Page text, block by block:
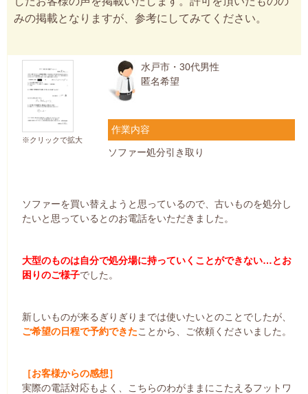
みの掲載となりますが、参考にしてみてください。
※クリックで拡大
水戸市・30代男性
匿名希望
作業内容
ソファー処分引き取り
ソファーを買い替えようと思っているので、古いものを処分し
たいと思っているとのお電話をいただきました。
大型のものは自分で処分場に持っていくことができない…とお
困りのご様子でした。
新しいものが来るぎりぎりまでは使いたいとのことでしたが、
ご希望の日程で予約できたことから、ご依頼くださいました。
［お客様からの感想］
実際の電話対応もよく、こちらのわがままにこたえるフットワ